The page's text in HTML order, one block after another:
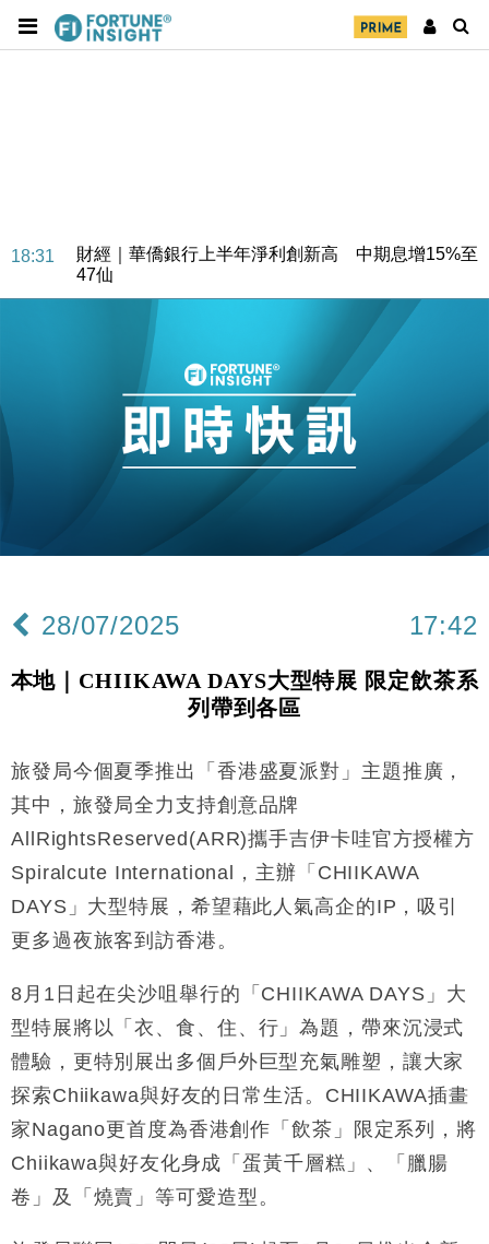
18:31
財經｜華僑銀行上半年淨利創新高 中期息增15%至
47仙
財經｜滙豐上調香港今年GDP預測至4.5% 看好貿易
及消費表現
本地｜假冒內地執法人員要求交「保證金」 43歲女子
損失近6900萬元
財經｜日經失守6.5萬點後回穩 全周仍升近2%
15:47
財經｜恒隆10月換帥 玩具「反」斗城亞洲CEO蔡德
財經｜韓股反覆波動收跌 連挫7周創逾3年最長跌勢
12:44
財經｜日本春季三度入市撐日圓 4月單日斥6.28萬億
11:12
國際｜特朗普料美伊戰事快結束 承認部分彈藥庫存緊
司
18:31
財經｜華僑銀行上半年淨利創新高 中期息增15%至
47仙
財經｜滙豐上調香港今年GDP預測至4.5% 看好貿易
及消費表現
16:47
本地｜假冒內地執法人員要求交「保證金」 43歲女子
損失近6900萬元
15:47
財經｜恒隆10月換帥 玩具「反」斗城亞洲CEO蔡德
粦接任
15:11
財經｜韓股反覆波動收跌 連挫7周創逾3年最長跌勢
13:44
財經｜內地7月美元計價出口增近24%勝預期 貿易順
12:44
日圓干預創新高
11:12
國際｜特朗普料美伊戰事快結束 承認部分彈藥庫存緊
28/07/2025 17:42
本地｜CHIIKAWA DAYS大型特展 限定飲茶系
列帶到各區
旅發局今個夏季推出「香港盛夏派對」主題推廣，
其中，旅發局全力支持創意品牌
AllRightsReserved(ARR)攜手吉伊卡哇官方授權方
Spiralcute International，主辦「CHIIKAWA
DAYS」大型特展，希望藉此人氣高企的IP，吸引
更多過夜旅客到訪香港。
8月1日起在尖沙咀舉行的「CHIIKAWA DAYS」大
型特展將以「衣、食、住、行」為題，帶來沉浸式
體驗，更特別展出多個戶外巨型充氣雕塑，讓大家
探索Chiikawa與好友的日常生活。CHIIKAWA插畫
家Nagano更首度為香港創作「飲茶」限定系列，將
Chiikawa與好友化身成「蛋黃千層糕」、「臘腸
卷」及「燒賣」等可愛造型。